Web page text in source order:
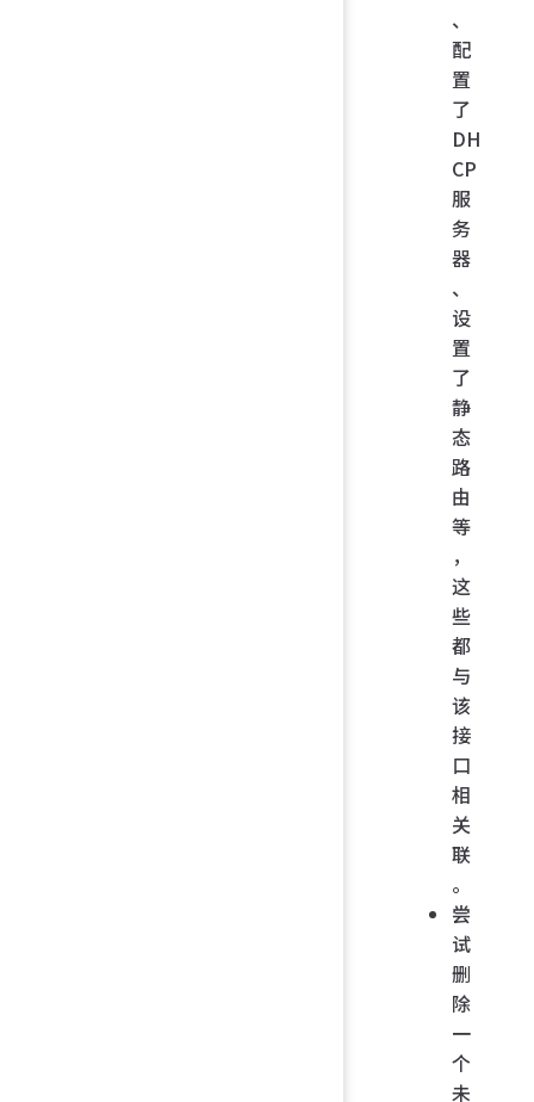
、
配
置
了
DH
CP
服
务
器
、
设
置
了
静
态
路
由
等
，
这
些
都
与
该
接
口
相
关
联
。
尝
试
删
除
一
个
未